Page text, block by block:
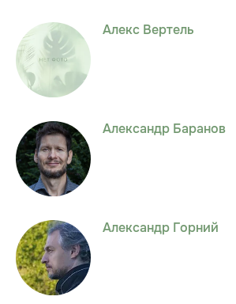
Алекс Вертель
Александр Баранов
Александр Горний